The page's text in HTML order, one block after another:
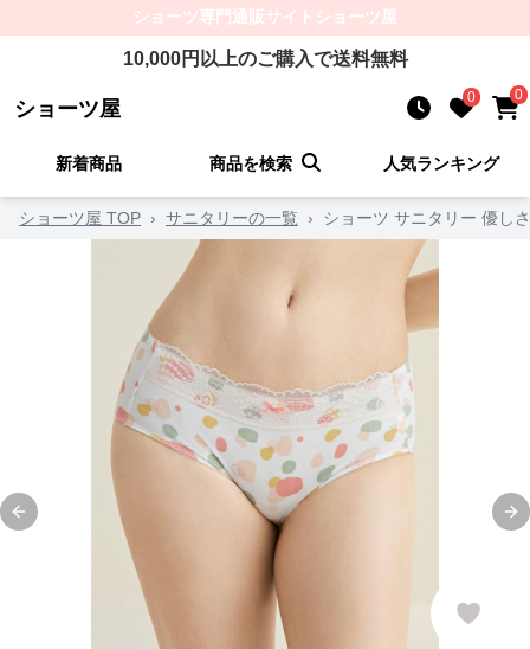
ショーツ専門通販サイト ショーツ屋
10,000円以上のご購入で送料無料
ショーツ屋 0 0
新着商品 商品を検索 人気ランキング
ショーツ屋 TOP › サニタリーの一覧 › ショーツ サニタリー 優し
Previous slide